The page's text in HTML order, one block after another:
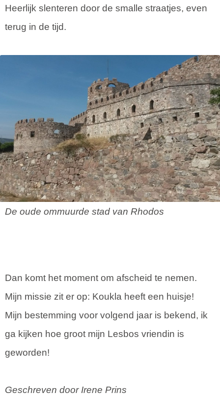
Heerlijk slenteren door de smalle straatjes, even
terug in de tijd.
De oude ommuurde stad van Rhodos
Dan komt het moment om afscheid te nemen.
Mijn missie zit er op: Koukla heeft een huisje!
Mijn bestemming voor volgend jaar is bekend, ik
ga kijken hoe groot mijn Lesbos vriendin is
geworden!
Geschreven door Irene Prins